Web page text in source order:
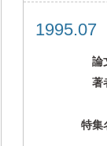
論
著
特集